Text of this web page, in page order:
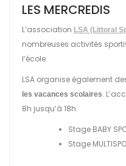
LES MERCREDIS
L’association LSA (Littoral
nombreuses activités
l’école.
LSA organise également
les vacances scolaires.
8h jusqu’à 18h.
Stage BABY
Stage